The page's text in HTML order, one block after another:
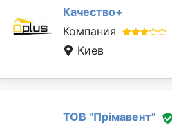
Качество+
Компания
Киев
ТОВ "Прімавент"